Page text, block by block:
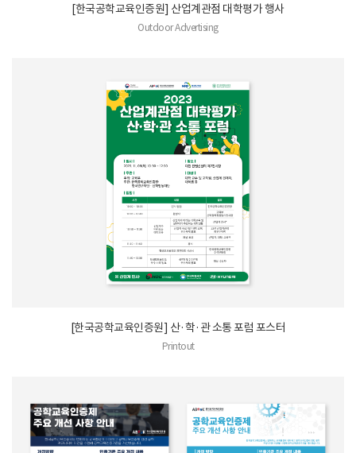
[한국공학교육인증원] 산업계관점 대학평가 행사
Outdoor Advertising
[한국공학교육인증원] 산·학·관 소통 포럼 포스터
Printout